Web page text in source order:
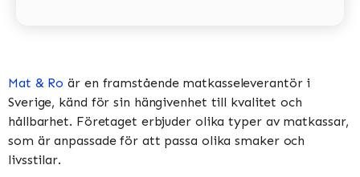
Mat & Ro är en framstående matkasseleverantör i
Sverige, känd för sin hängivenhet till kvalitet och
hållbarhet. Företaget erbjuder olika typer av matkassar,
som är anpassade för att passa olika smaker och
livsstilar.